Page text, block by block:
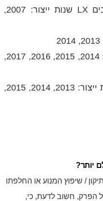
קיה קארנס 2.0 דיזל 5 מושבים LX שנות ייצור: 2007,
קיה קארנס 2.0 LX שנות ייצור: 2014, 2015, 2016, 2017,
קיה קארנס 2.0 Premium שנות ייצור: 2013, 2014, 2015,
יותר?
/ שיפוץ המנוע או החלפתו
הפרק, חשוב לדעת, כי,